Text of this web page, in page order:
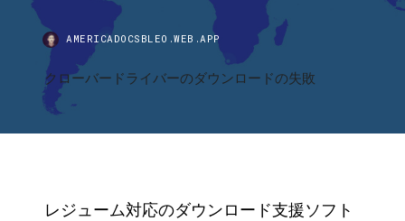
AMERICADOCSBLEO.WEB.APP
クローバードライバーのダウンロードの失敗
レジューム対応のダウンロード支援ソフト